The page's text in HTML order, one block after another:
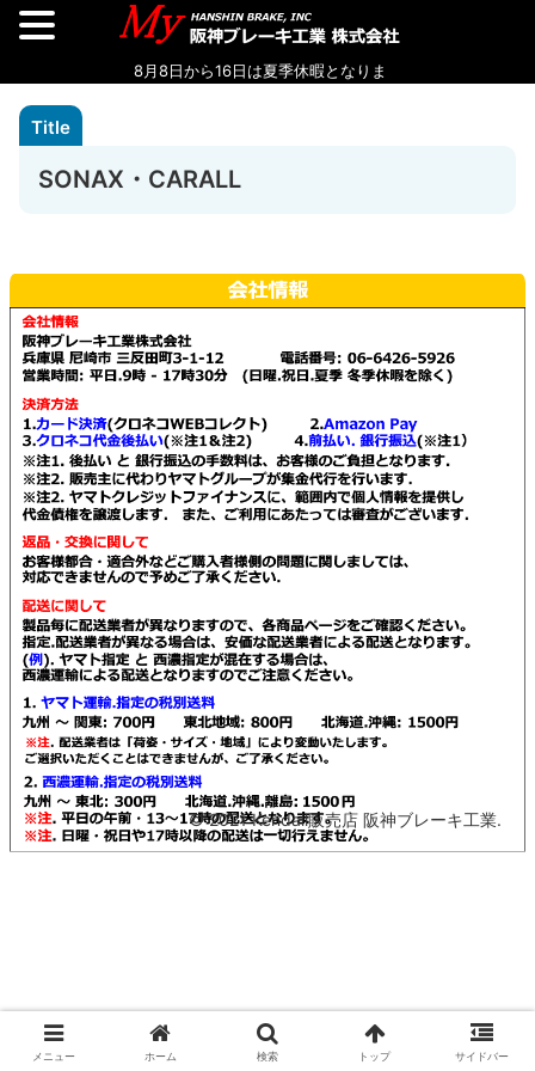
SONAX・CARALL
© 2021 Kendall販売店 阪神ブレーキ工業.
メニュー ホーム 検索 トップ サイドバー